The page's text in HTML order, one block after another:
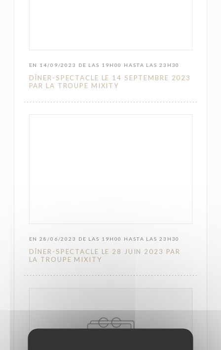
EN 14/09/2023 DE LAS 19H00 HASTA LAS 23H30
DÎNER-SPECTACLE LE 14 SEPTEMBRE 2023
PAR LA TROUPE MIXITY
EN 28/06/2023 DE LAS 19H00 HASTA LAS 23H30
DÎNER-SPECTACLE LE 28 JUIN 2023 PAR
LA TROUPE MIXITY